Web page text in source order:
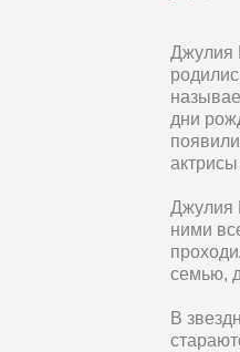
Джулия
дни
Джулия
ними
семью,
В